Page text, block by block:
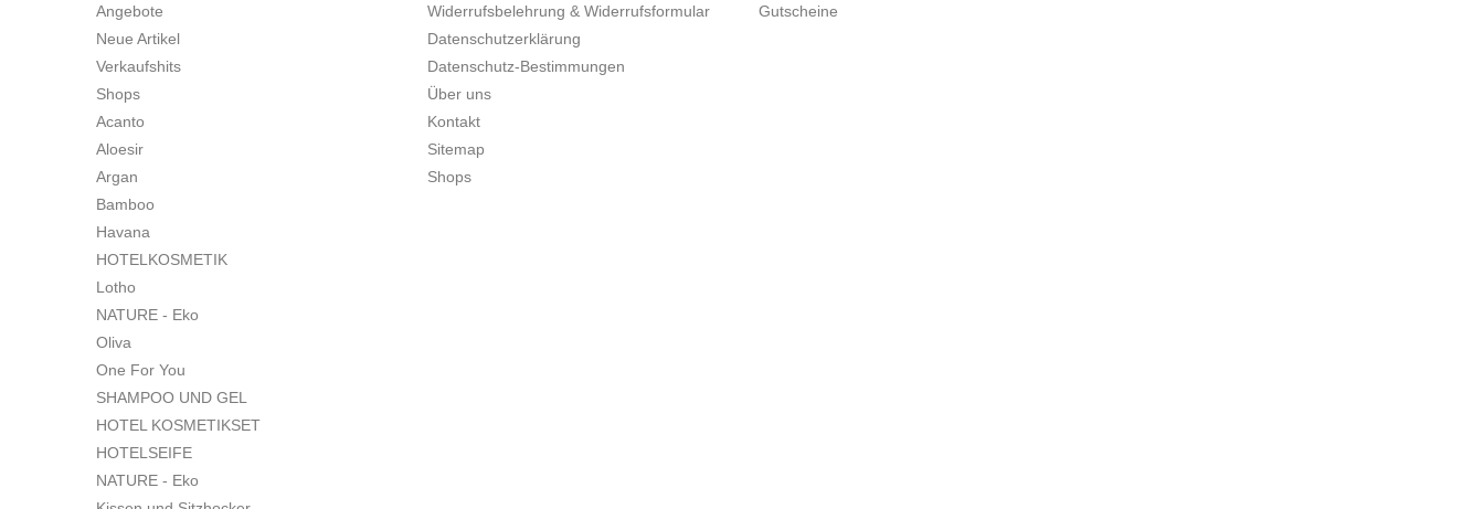
Angebote
Neue Artikel
Verkaufshits
Shops
Acanto
Aloesir
Argan
Bamboo
Havana
HOTELKOSMETIK
Lotho
NATURE - Eko
Oliva
One For You
SHAMPOO UND GEL
HOTEL KOSMETIKSET
HOTELSEIFE
NATURE - Eko
Widerrufsbelehrung & Widerrufsformular
Datenschutzerklärung
Datenschutz-Bestimmungen
Über uns
Kontakt
Sitemap
Shops
Gutscheine